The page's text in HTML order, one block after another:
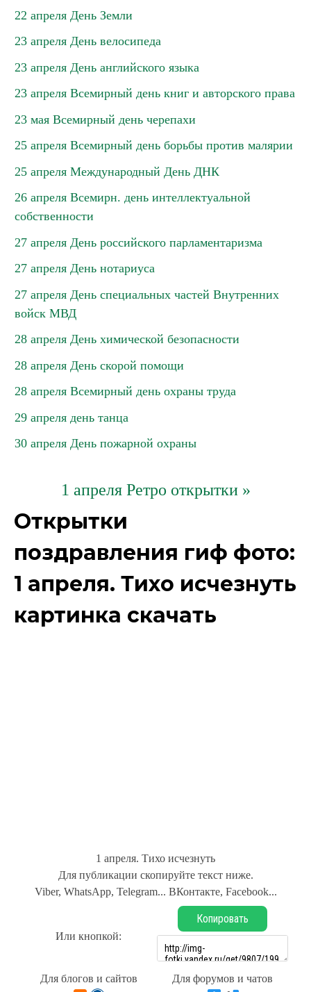
22 апреля День Земли
23 апреля День велосипеда
23 апреля День английского языка
23 апреля Всемирный день книг и авторского права
23 мая Всемирный день черепахи
25 апреля Всемирный день борьбы против малярии
25 апреля Международный День ДНК
26 апреля Всемирн. день интеллектуальной
собственности
27 апреля День российского парламентаризма
27 апреля День нотариуса
27 апреля День специальных частей Внутренних
войск МВД
28 апреля День химической безопасности
28 апреля День скорой помощи
28 апреля Всемирный день охраны труда
29 апреля день танца
30 апреля День пожарной охраны
1 апреля Ретро открытки »
Открытки
поздравления гиф фото:
1 апреля. Тихо исчезнуть
картинка скачать
1 апреля. Тихо исчезнуть
Для публикации скопируйте текст ниже.
Viber, WhatsApp, Telegram... ВКонтакте, Facebook...
Или кнопкой:
Копировать
Для блогов и сайтов Для форумов и чатов